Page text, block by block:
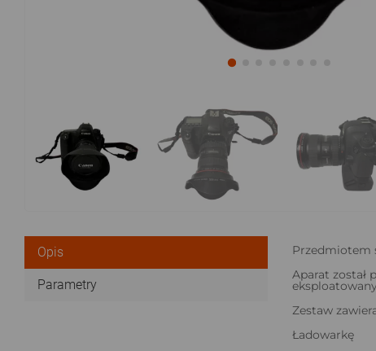
Opis
Parametry
Przedmiotem
Aparat został
Zestaw
Ładowarkę